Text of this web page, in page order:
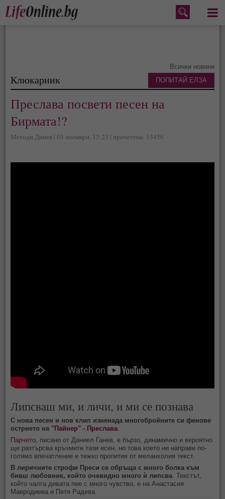
Меню
Всички новини
Клюкарник
Преслава посвети песен на
Бирмата!?
Методи Динев | 03 ноември, 13:23 | прочетена: 13456
Липсваш ми, и личи, и ми се познава
С нова песен и нов клип изненада многобройните си фенове
острието на "Пайнер" - Преслава.
Парчето, писано от Даниел Ганев, е бързо, динамично и вероятно
ще разтърсва кръчмите тази есен, но това което ни направи по-
голямо впечатление е тежко пропития от меланхолия текст.
В лиричните строфи Преси се обръща с много болка към
бивш любовник, който очевидно много ѝ липсва. Текстът,
който чалга дивата пее с много чувство, е на Анастасия
Мавродиева и Петя Радева.
ПОПИТАЙ ЕЛЗА